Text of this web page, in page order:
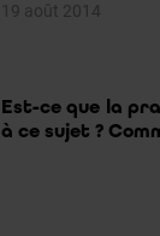
19 août 2014
Est-ce que la
à ce sujet ?